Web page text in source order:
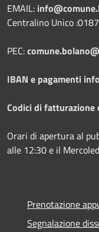
EMAIL:
Centralino Unico
PEC:
IBAN e pagamenti
Codici di fatturazione
Orari di apertura al
alle 12:30 e il
Prenotazione
Segnalazione